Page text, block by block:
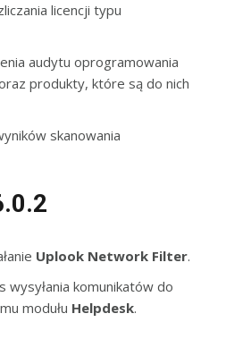
licencji typu
audytu oprogramowania
produkty, które są do nich
skanowania
Uplook Network Filter.
wysyłania komunikatów do
modułu Helpdesk.